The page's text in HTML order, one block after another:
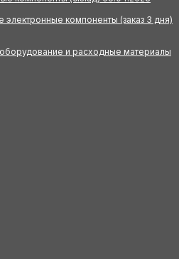
электронные компоненты (заказ 3 дня)
и расходные материалы